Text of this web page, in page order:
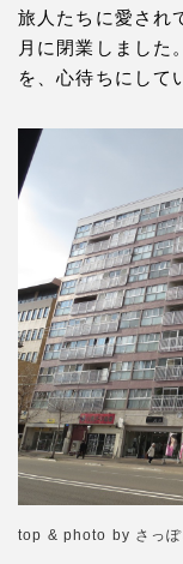
旅人たちに愛され
月に閉業しました
を、心待ちにして
top & photo by さっぽ